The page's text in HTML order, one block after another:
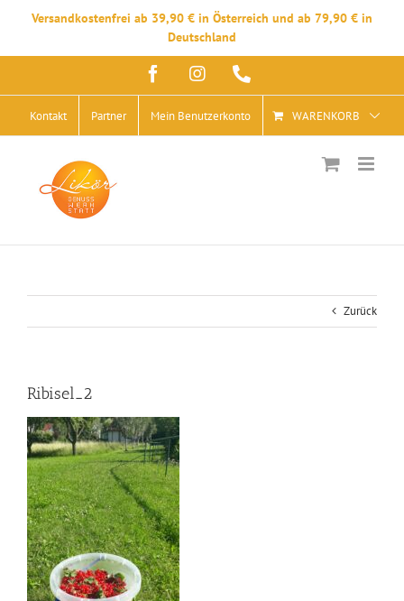
Versandkostenfrei ab 39,90 € in Österreich und ab 79,90 € in
Deutschland
springen
FacebookInstagram
Kontakt Partner Mein Benutzerkonto WARENKORB
Zurück
Ribisel_2